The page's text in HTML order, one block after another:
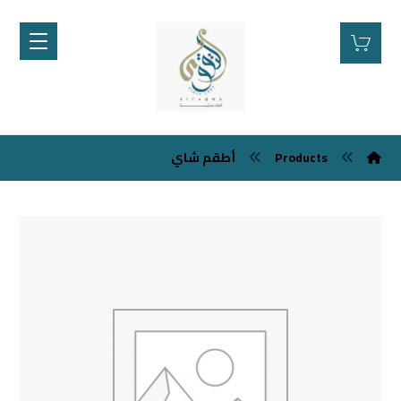
Products أطقم شاي